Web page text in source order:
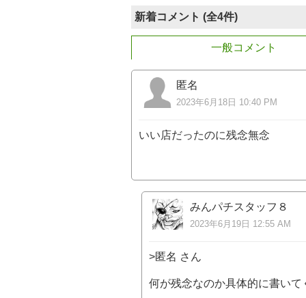
新着コメント (全4件)
一般コメント
匿名
2023年6月18日 10:40 PM
いい店だったのに残念無念
みんパチスタッフ８
2023年6月19日 12:55 AM
>匿名 さん
何が残念なのか具体的に書いて